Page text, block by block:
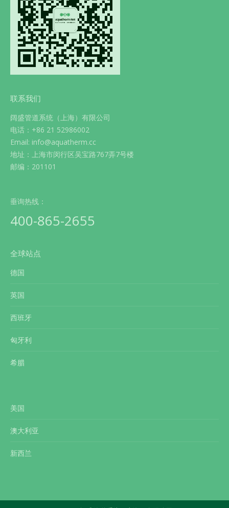
联系我们
阔盛管道系统（上海）有限公司
电话：+86 21 52986002
Email: info@aquatherm.cc
地址：上海市闵行区吴宝路767弄7号楼
邮编：201101
垂询热线：
400-865-2655
全球站点
德国
英国
西班牙
匈牙利
希腊
美国
澳大利亚
新西兰